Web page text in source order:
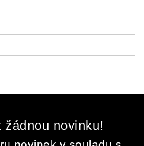
žádnou novinku!